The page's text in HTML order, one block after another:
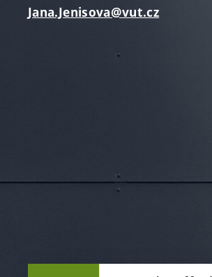
Jana.Jenisova@vut.cz